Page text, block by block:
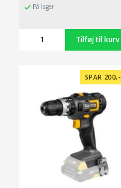
På lager
SPAR 200,-